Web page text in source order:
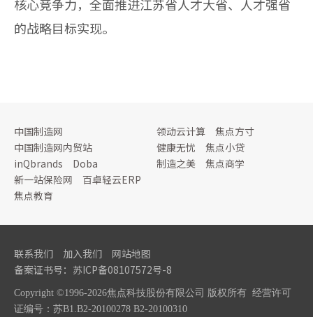
核心竞争力，全面推进江苏省人才大省、人才强省
的战略目标实现。
中国制造网
中国制造网内贸站
inQbrands
Doba
新一站保险网
百卓轻云ERP
焦点教育
领动云计算
焦点方寸
健康无忧
焦点小贷
制造之美
焦点商学
联系我们 加入我们
网站地图
备案证书号： 苏ICP备08107572号-8
Copyright ©1996-2026焦点科技股份有限公司 版权所有 经营许可
证编号：苏B1.B2-20100278 B2-20100310